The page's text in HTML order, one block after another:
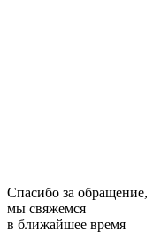
Спасибо за обращение,
мы свяжемся
в ближайшее время